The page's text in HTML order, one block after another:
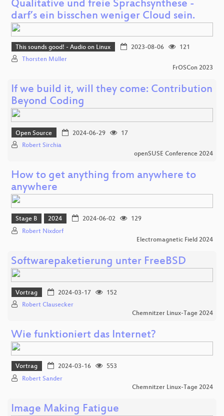
Qualitative und freie Sprachsynthese -
darf’s ein bisschen weniger Cloud sein.
This sounds good! - Audio on Linux 2023-08-06
121
Thorsten Müller
FrOSCon 2023
If we build it, will they come: Contribution
Beyond Coding
Open Source 2024-06-29
17
Robert Sirchia
openSUSE Conference 2024
How to get anything from anywhere to
anywhere
Stage B 2024 2024-06-02
129
Robert Nixdorf
Electromagnetic Field 2024
Softwarepaketierung unter FreeBSD
Vortrag 2024-03-17
152
Robert Clausecker
Chemnitzer Linux-Tage 2024
Wie funktioniert das Internet?
Vortrag 2024-03-16
553
Robert Sander
Chemnitzer Linux-Tage 2024
Image Making Fatigue